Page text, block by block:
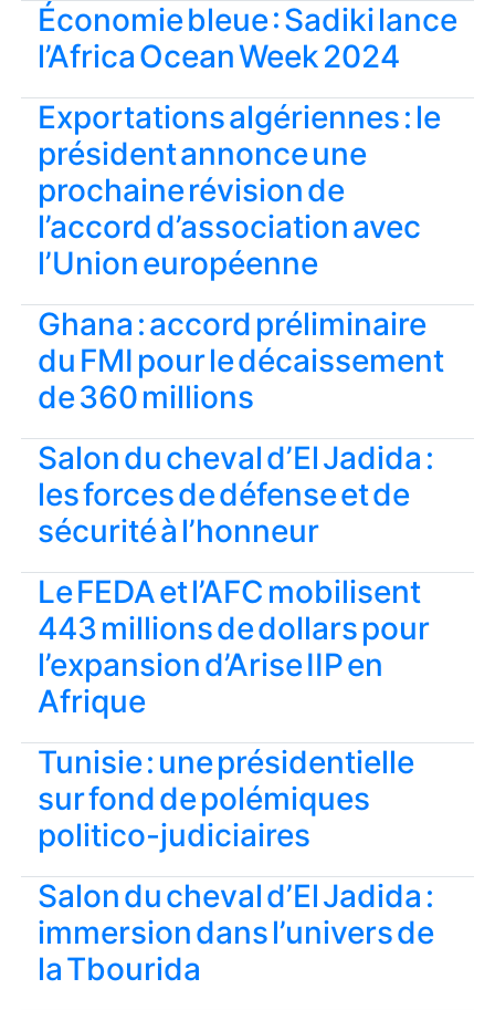
Économie bleue : Sadiki lance
l’Africa Ocean Week 2024
Exportations algériennes : le
président annonce une
prochaine révision de
l’accord d’association avec
l’Union européenne
Ghana : accord préliminaire
du FMI pour le décaissement
de 360 millions
Salon du cheval d’El Jadida :
les forces de défense et de
sécurité à l’honneur
Le FEDA et l’AFC mobilisent
443 millions de dollars pour
l’expansion d’Arise IIP en
Afrique
Tunisie : une présidentielle
sur fond de polémiques
politico-judiciaires
Salon du cheval d’El Jadida :
immersion dans l’univers de
la Tbourida